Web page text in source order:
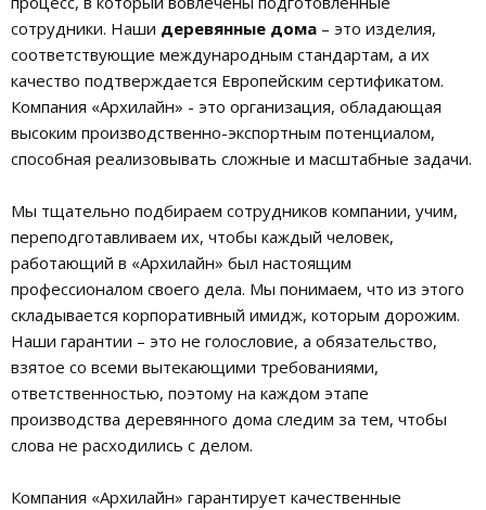
сотрудники. Наши деревянные дома – это изделия,
соответствующие международным стандартам, а их
качество подтверждается Европейским сертификатом.
Компания «Архилайн» - это организация, обладающая
высоким производственно-экспортным потенциалом,
способная реализовывать сложные и масштабные задачи.
Мы тщательно подбираем сотрудников компании, учим,
переподготавливаем их, чтобы каждый человек,
работающий в «Архилайн» был настоящим
профессионалом своего дела. Мы понимаем, что из этого
складывается корпоративный имидж, которым дорожим.
Наши гарантии – это не голословие, а обязательство,
взятое со всеми вытекающими требованиями,
ответственностью, поэтому на каждом этапе
производства деревянного дома следим за тем, чтобы
слова не расходились с делом.
Компания «Архилайн» гарантирует качественные